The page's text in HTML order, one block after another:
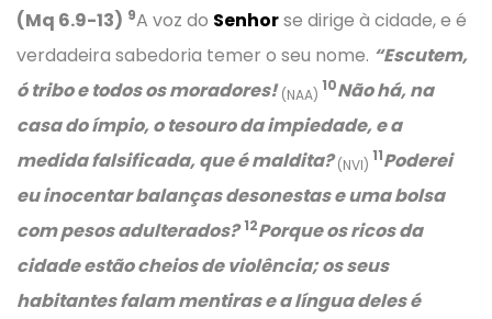
(Mq 6.9-13) 9A voz do Senhorse dirige à cidade, e é
verdadeira sabedoria temer o seu nome. “Escutem,
ó tribo e todos os moradores! (NAA)
10Não há, na
casa do ímpio, o tesouro da impiedade, e a
medida falsificada, que é maldita?(NVI)
11Poderei
eu inocentar balanças desonestas e uma bolsa
com pesos adulterados? 12Porque os ricos da
cidade estão cheios de violência; os seus
habitantes falam mentiras e a língua deles é